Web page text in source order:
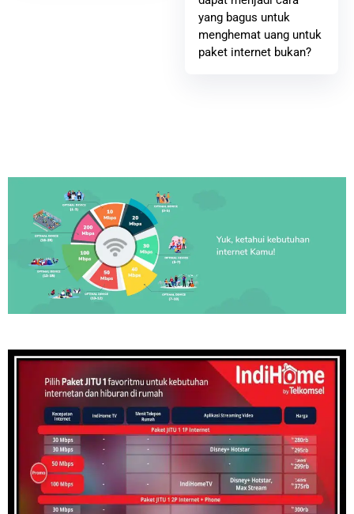
yang bagus untuk
menghemat uang untuk
paket internet bukan?